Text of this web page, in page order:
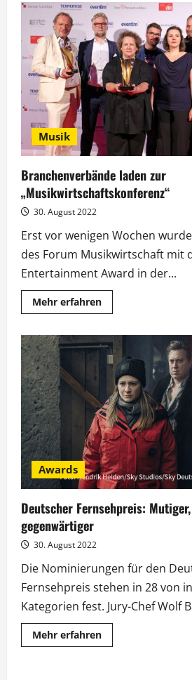
Gesang
und
„The
Voice“-
Ausflug
bei
Joko
Musik
Branchenverbände laden zur
„Musikwirtschaftskonferenz“
30. August 2022
Erst vor wenigen Wochen
des Forum Musikwirtschaft mit
Entertainment Award in der...
Mehr erfahrenMehr
Informationen
laden
zur
Awards
Deutscher Fernsehpreis:
gegenwärtiger
30. August 2022
Die Nominierungen für den
Fernsehpreis stehen in 28 von
Kategorien fest. Jury-Chef Wolf
Mehr erfahrenMehr
Informationen